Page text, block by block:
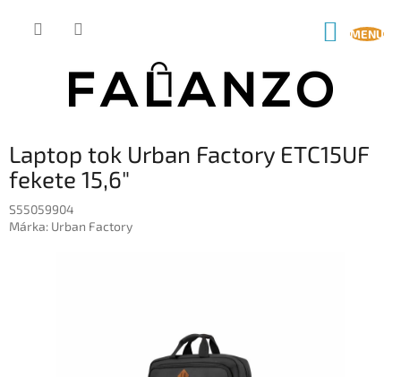
KOSÁR
Laptop tok Urban Factory ETC15UF
fekete 15,6"
S55059904
Márka: Urban Factory